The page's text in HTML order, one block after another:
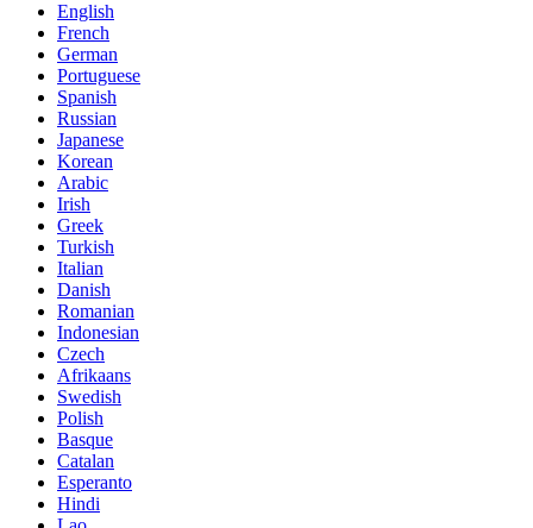
English
French
German
Portuguese
Spanish
Russian
Japanese
Korean
Arabic
Irish
Greek
Turkish
Italian
Danish
Romanian
Indonesian
Czech
Afrikaans
Swedish
Polish
Basque
Catalan
Esperanto
Hindi